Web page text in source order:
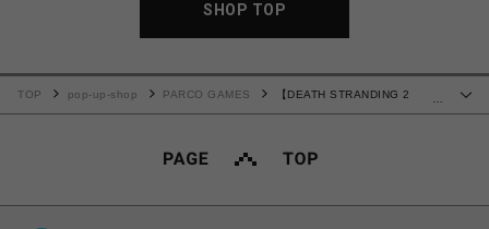
SHOP TOP
…
TOP pop-up-shop PARCO GAMES
【DEATH STRANDING 2